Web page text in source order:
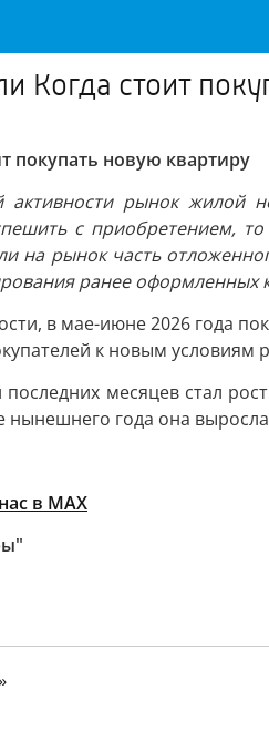
Когда стоит
покупать новую квартиру
активности рынок
с приобретением,
на рынок часть
ранее оформленных
в мае-июне 2026 года
к новым
месяцев стал
нынешнего года она
в MAX